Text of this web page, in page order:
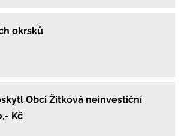
okrsků
Obci Žítková neinvestiční
Kč